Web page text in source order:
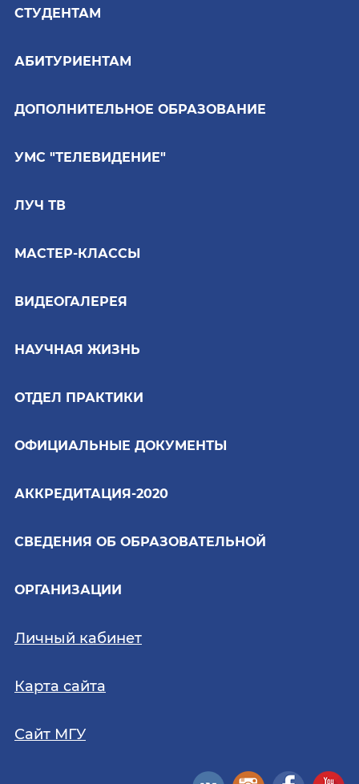
СТУДЕНТАМ
АБИТУРИЕНТАМ
ДОПОЛНИТЕЛЬНОЕ ОБРАЗОВАНИЕ
УМС "ТЕЛЕВИДЕНИЕ"
ЛУЧ ТВ
МАСТЕР-КЛАССЫ
ВИДЕОГАЛЕРЕЯ
НАУЧНАЯ ЖИЗНЬ
ОТДЕЛ ПРАКТИКИ
ОФИЦИАЛЬНЫЕ ДОКУМЕНТЫ
АККРЕДИТАЦИЯ-2020
СВЕДЕНИЯ ОБ ОБРАЗОВАТЕЛЬНОЙ
ОРГАНИЗАЦИИ
Личный кабинет
Карта сайта
Сайт МГУ